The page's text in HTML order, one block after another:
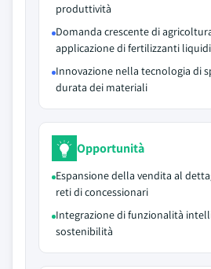
produttività
Domanda crescente di
applicazione di fertilizzanti liquidi
Innovazione nella tecnologia di
durata dei materiali
Opportunità
Espansione della vendita al
reti di concessionari
Integrazione di funzionalità
sostenibilità